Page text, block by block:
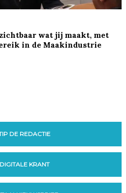
wat jij maakt, met
in de Maakindustrie
DE REDACTIE
DIGITALE KRANT